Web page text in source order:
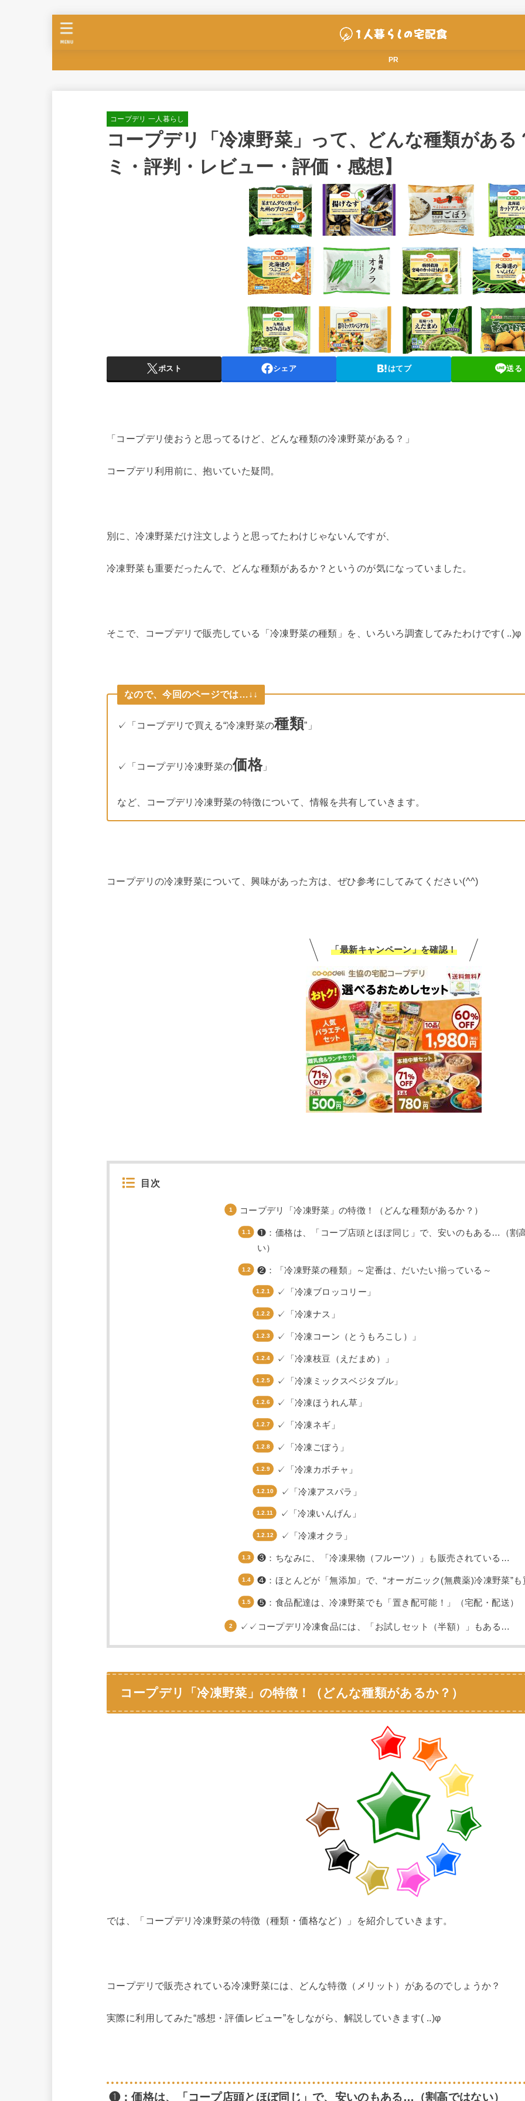
MENU
PR
コープデリ 一人暮らし
コープデリ「冷凍野菜」って、どんな種類がある
ミ・評判・レビュー・評価・感想】
ポスト シェア はてブ 送る
「コープデリ使おうと思ってるけど、どんな種類の冷凍野菜がある？」
コープデリ利用前に、抱いていた疑問。
別に、冷凍野菜だけ注文しようと思ってたわけじゃないんですが、
冷凍野菜も重要だったんで、どんな種類があるか？というのが気になっていました。
そこで、コープデリで販売している「冷凍野菜の種類」を、いろいろ調査してみたわけです( ..)φ
なので、今回のページでは…↓↓
✓「コープデリで買える“冷凍野菜の種類”」
✓「コープデリ冷凍野菜の価格」
など、コープデリ冷凍野菜の特徴について、情報を共有していきます。
コープデリの冷凍野菜について、興味があった方は、ぜひ参考にしてみてください(^^)
「最新キャンペーン」を確認！
目次
コープデリ「冷凍野菜」の特徴！（どんな種類があるか？）
❶：価格は、「コープ店頭とほぼ同じ」で、安いのもある…（割
い）
❷：「冷凍野菜の種類」～定番は、だいたい揃っている～
✓「冷凍ブロッコリー」
✓「冷凍ナス」
✓「冷凍コーン（とうもろこし）」
✓「冷凍枝豆（えだまめ）」
✓「冷凍ミックスベジタブル」
✓「冷凍ほうれん草」
✓「冷凍ネギ」
✓「冷凍ごぼう」
✓「冷凍カボチャ」
✓「冷凍アスパラ」
✓「冷凍いんげん」
✓「冷凍オクラ」
❸：ちなみに、「冷凍果物（フルーツ）」も販売されている…
❹：ほとんどが「無添加」で、“オーガニック(無農薬)冷凍野菜”
❺：食品配達は、冷凍野菜でも「置き配可能！」（宅配・配送）
✓✓コープデリ冷凍食品には、「お試しセット（半額）」もある…
コープデリ「冷凍野菜」の特徴！（どんな種類があるか？）
では、「コープデリ冷凍野菜の特徴（種類・価格など）」を紹介していきます。
コープデリで販売されている冷凍野菜には、どんな特徴（メリット）があるのでしょうか？
実際に利用してみた“感想・評価レビュー”をしながら、解説していきます( ..)φ
❶：価格は、「コープ店頭とほぼ同じ」で、安いのもある…（割高ではない）